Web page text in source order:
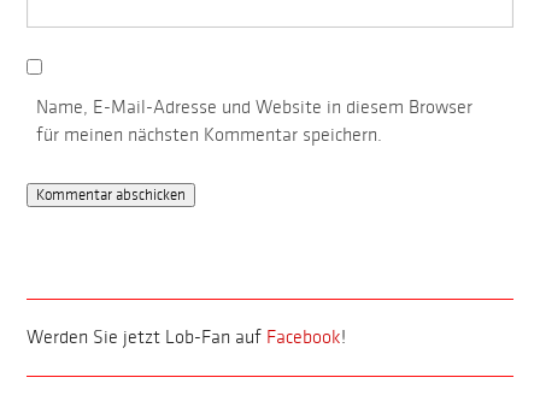
Name, E-Mail-Adresse und Website in diesem Browser
für meinen nächsten Kommentar speichern.
Werden Sie jetzt Lob-Fan auf Facebook!